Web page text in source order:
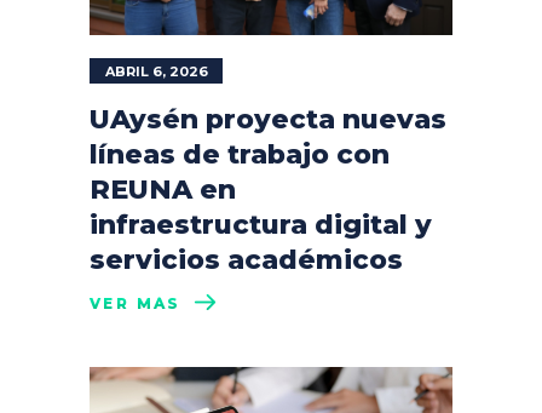
ABRIL 6, 2026
UAysén proyecta nuevas
líneas de trabajo con
REUNA en
infraestructura digital y
servicios académicos
VER MÁS